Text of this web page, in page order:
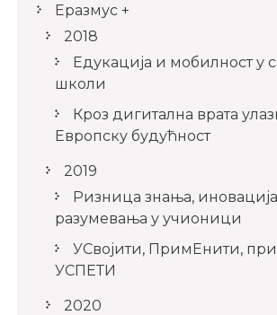
Еразмус +
2018
Едукација и мобилност у
школи
Кроз дигитална врата
Европску будућност
2019
Ризница знања,
разумевања у учионици
УСвојити, ПримЕнити,
УСПЕТИ
2020